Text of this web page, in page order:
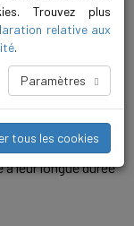
de forage de
idéales
pompes, nous
robustesse. Ces
même dans
leur longue durée
Trouvez plus
relative aux
.
Paramètres
tous les cookies